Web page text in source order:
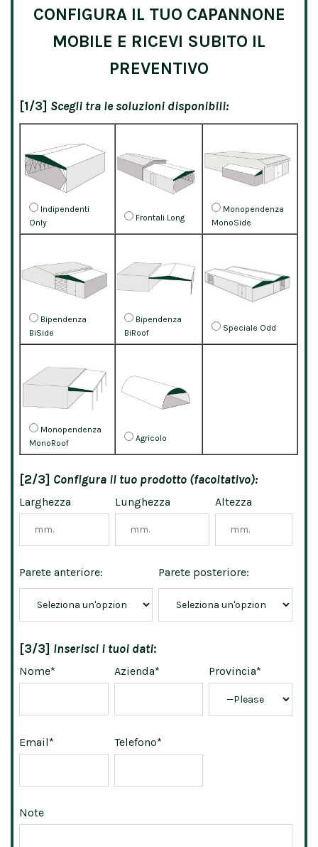
CONFIGURA IL TUO CAPANNONE
MOBILE E RICEVI SUBITO IL
PREVENTIVO
[1/3] Scegli tra le soluzioni disponibili:
Indipendenti
Only
Frontali Long
Monopendenza
MonoSide
Bipendenza
BiSide
Bipendenza
BiRoof
Speciale Odd
Monopendenza
MonoRoof
Agricolo
[2/3] Configura il tuo prodotto (facoltativo):
Larghezza Lunghezza Altezza
Parete anteriore: Parete posteriore:
[3/3] Inserisci i tuoi dati:
Nome* Azienda* Provincia*
Email* Telefono*
Note